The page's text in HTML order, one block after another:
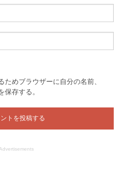
ためブラウザーに自分の名前、
保存する。
Advertisements